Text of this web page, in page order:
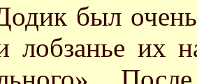
был
лобзанье их